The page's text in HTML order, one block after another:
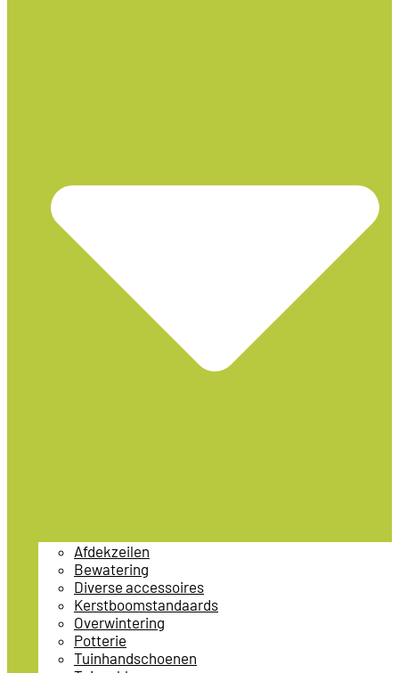
Afdekzeilen
Bewatering
Diverse accessoires
Kerstboomstandaards
Overwintering
Potterie
Tuinhandschoenen